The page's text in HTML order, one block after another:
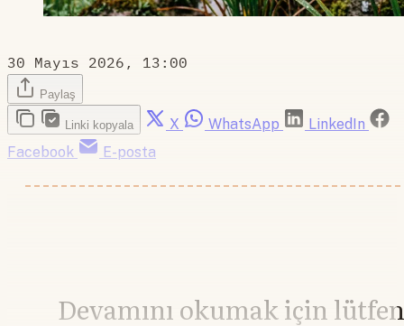
30 Mayıs 2026, 13:00
Paylaş
Linki kopyala X WhatsApp
LinkedIn
Facebook
E-posta
Devamını okumak için lütfen